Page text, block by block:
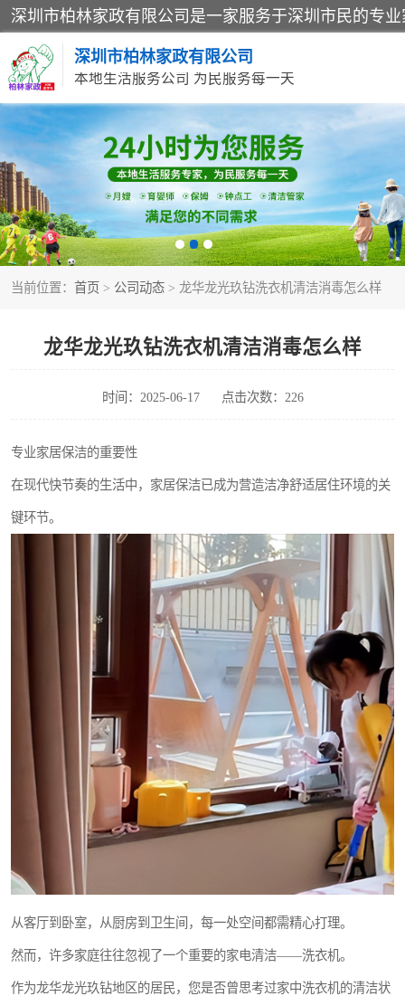
深圳市柏林家政有限公司
本地生活服务公司 为民服务每一天
当前位置： 首页 > 公司动态 > 龙华龙光玖钻洗衣机清洁消毒怎么样
龙华龙光玖钻洗衣机清洁消毒怎么样
时间：2025-06-17 点击次数：226
专业家居保洁的重要性
在现代快节奏的生活中，家居保洁已成为营造洁净舒适居住环境的关
键环节。
从客厅到卧室，从厨房到卫生间，每一处空间都需精心打理。
然而，许多家庭往往忽视了一个重要的家电清洁——洗衣机。
作为龙华龙光玖钻地区的居民，您是否曾思考过家中洗衣机的清洁状
家居保洁
家庭保姆